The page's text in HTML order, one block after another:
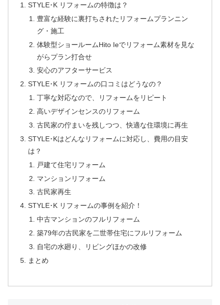
STYLE･K リフォームの特徴は？
豊富な経験に裏打ちされたリフォームプランニン
グ・施工
体験型ショールームHito Ieでリフォーム素材を見な
がらプラン打合せ
安心のアフターサービス
STYLE･K リフォームの口コミはどうなの？
丁寧な対応なので、リフォームをリピート
高いデザインセンスのリフォーム
古民家の佇まいを残しつつ、快適な住環境に再生
STYLE･Kはどんなリフォームに対応し、費用の目安
は？
戸建て住宅リフォーム
マンションリフォーム
古民家再生
STYLE･K リフォームの事例を紹介！
中古マンションのフルリフォーム
築79年の古民家を二世帯住宅にフルリフォーム
自宅の水廻り、リビングほかの改修
まとめ